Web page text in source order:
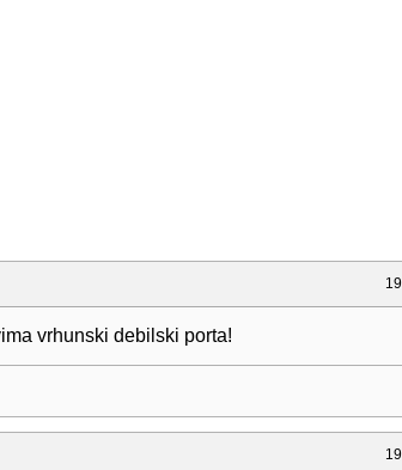
vrhunski debilski porta!